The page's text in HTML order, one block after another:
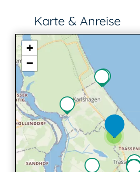
Karte & Anreise
2
+
−